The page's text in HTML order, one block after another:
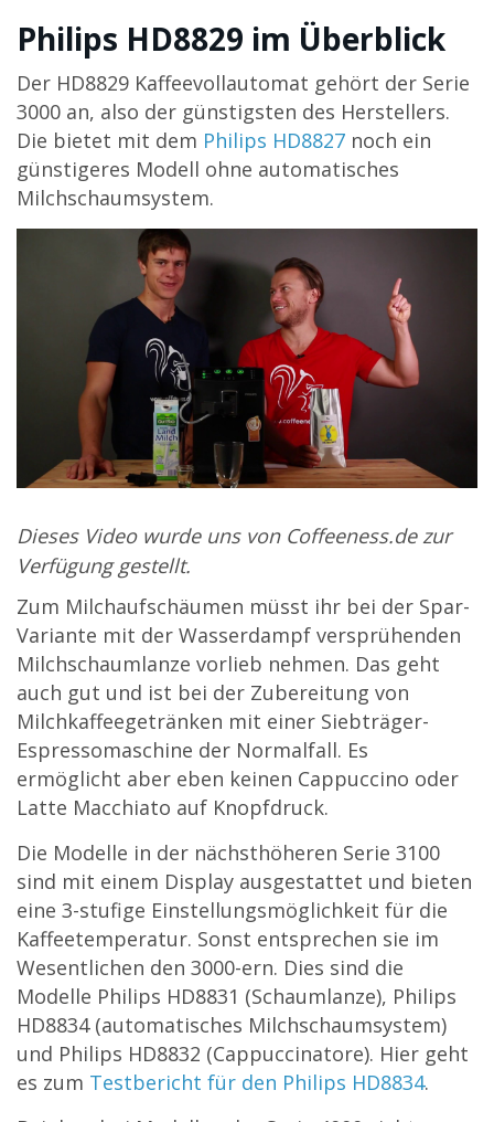
Philips HD8829 im Überblick
Der HD8829 Kaffeevollautomat gehört der Serie
3000 an, also der günstigsten des Herstellers.
Die bietet mit dem Philips HD8827 noch ein
günstigeres Modell ohne automatisches
Milchschaumsystem.
Dieses Video wurde uns von Coffeeness.de zur
Verfügung gestellt.
Zum Milchaufschäumen müsst ihr bei der Spar-
Variante mit der Wasserdampf versprühenden
Milchschaumlanze vorlieb nehmen. Das geht
auch gut und ist bei der Zubereitung von
Milchkaffeegetränken mit einer Siebträger-
Espressomaschine der Normalfall. Es
ermöglicht aber eben keinen Cappuccino oder
Latte Macchiato auf Knopfdruck.
Die Modelle in der nächsthöheren Serie 3100
sind mit einem Display ausgestattet und bieten
eine 3-stufige Einstellungsmöglichkeit für die
Kaffeetemperatur. Sonst entsprechen sie im
Wesentlichen den 3000-ern. Dies sind die
Modelle Philips HD8831 (Schaumlanze), Philips
HD8834 (automatisches Milchschaumsystem)
und Philips HD8832 (Cappuccinatore). Hier geht
es zum Testbericht für den Philips HD8834.